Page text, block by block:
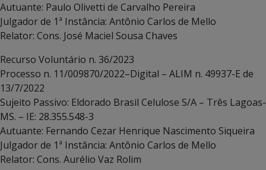
Autuante: Paulo Olivetti de Carvalho Pereira
Julgador de 1ª Instância: Antônio Carlos de Mello
Relator: Cons. José Maciel Sousa Chaves
Recurso Voluntário n. 36/2023
Processo n. 11/009870/2022–Digital – ALIM n. 49937-E de
13/7/2022
Sujeito Passivo: Eldorado Brasil Celulose S/A – Três Lagoas-
MS. – IE: 28.355.548-3
Autuante: Fernando Cezar Henrique Nascimento Siqueira
Julgador de 1ª Instância: Antônio Carlos de Mello
Relator: Cons. Aurélio Vaz Rolim